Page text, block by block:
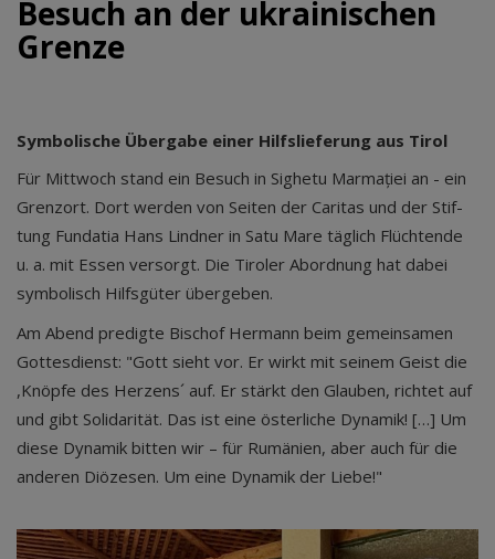
Besuch an der ukrainischen
Grenze
Symbolische Übergabe einer Hilfslieferung aus Tirol
Für Mittwoch stand ein Besuch in Sighetu Marmației an - ein
Grenzort. Dort wer­den von Sei­ten der Cari­tas und der Stif­
tung Fun­da­tia Hans Lind­ner in Satu Mare täg­lich Flüch­ten­de
u. a. mit Essen versorgt. Die Tiroler Abordnung hat dabei
symbolisch Hilfsgüter übergeben.
Am Abend predigte Bischof Hermann beim gemeinsamen
Gottesdienst: "Gott sieht vor. Er wirkt mit seinem Geist die
,Knöpfe des Herzens´ auf. Er stärkt den Glauben, richtet auf
und gibt Solidarität. Das ist eine österliche Dynamik! […] Um
diese Dynamik bitten wir – für Rumänien, aber auch für die
anderen Diözesen. Um eine Dynamik der Liebe!"